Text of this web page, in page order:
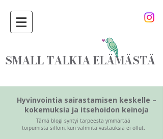
SMALL TALKIA ELÄMÄSTÄ
Hyvinvointia sairastamisen keskelle –
kokemuksia ja itsehoidon keinoja
Tämä blogi syntyi tarpeesta ymmärtää
toipumista silloin, kun valmiita vastauksia ei ollut.